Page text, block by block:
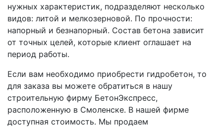
нужных характеристик, подразделяют несколько
видов: литой и мелкозерновой. По прочности:
напорный и безнапорный. Состав бетона зависит
от точных целей, которые клиент оглашает на
период работы.
Если вам необходимо приобрести гидробетон, то
для заказа вы можете обратиться в нашу
строительную фирму БетонЭкспресс,
расположенную в Смоленске. В нашей фирме
доступная стоимость. Мы продаем